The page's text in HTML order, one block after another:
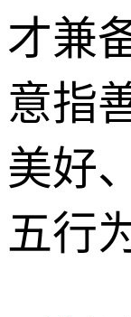
才兼
意指
美好
五行